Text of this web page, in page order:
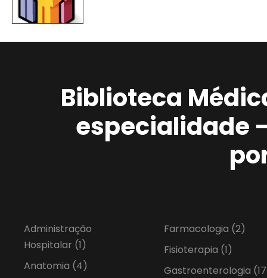
Biblioteca
especialidade
Administração
Hospitalar (1)
Anatomia (4)
Farmacologia (2)
Fisioterapia (1)
Gastroenterologia